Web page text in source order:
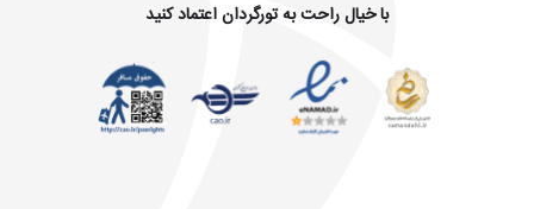
با خیال راحت به تورگردان اعتماد کنید